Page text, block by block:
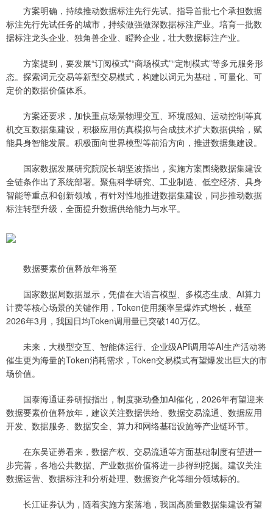
方案明确，持续推动数据标注先行先试。指导首批七个承担数据
标注先行先试任务的城市，持续做强做深数据标注产业。培育一批数
据标注龙头企业、独角兽企业、瞪羚企业，壮大数据标注产业。
方案提到，要发展“订阅模式”“商场模式”“定制模式”等多元服务形
态。探索词元交易等新型交易模式，构建以词元为基础，可量化、可
定价的数据价值体系。
方案还要求，加快重点场景物理交互、环境感知、运动控制等真
机交互数据集建设，积极应用仿真模拟与合成技术扩大数据供给，赋
能具身智能发展。积极面向世界模型等前沿方向，推进数据集建设。
国家数据发展研究院院长胡坚波指出，实施方案围绕数据集建设
全链条作出了系统部署。聚焦科学研究、工业制造、低空经济、具身
智能等重点和创新领域，有针对性地推进数据集建设，同步推动数据
标注转型升级，全面提升数据供给能力与水平。
数据要素价值释放年将至
国家数据局数据显示，凭借在大语言模型、多模态生成、AI算力
计费等核心场景的关键作用，Token使用频率呈爆炸式增长，截至
2026年3月，我国日均Token调用量已突破140万亿。
未来，大模型交互、智能体运行、企业级API调用等AI生产活动将
催生更为海量的Token消耗需求，Token交易模式有望爆发出巨大的市
场价值。
国泰海通证券研报指出，制度驱动叠加AI催化，2026年有望迎来
数据要素价值释放年，建议关注数据供给、数据交易流通、数据应用
开发、数据服务、数据安全、算力和网络基础设施等产业链环节。
在东吴证券看来，数据产权、交易流通等方面基础制度有望进一
步完善，各地公共数据、产业数据价值将进一步得到挖掘。建议关注
数据运营、数据标注和分析处理、数据资产化等细分领域标的。
长江证券认为，随着实施方案落地，我国高质量数据集建设有望